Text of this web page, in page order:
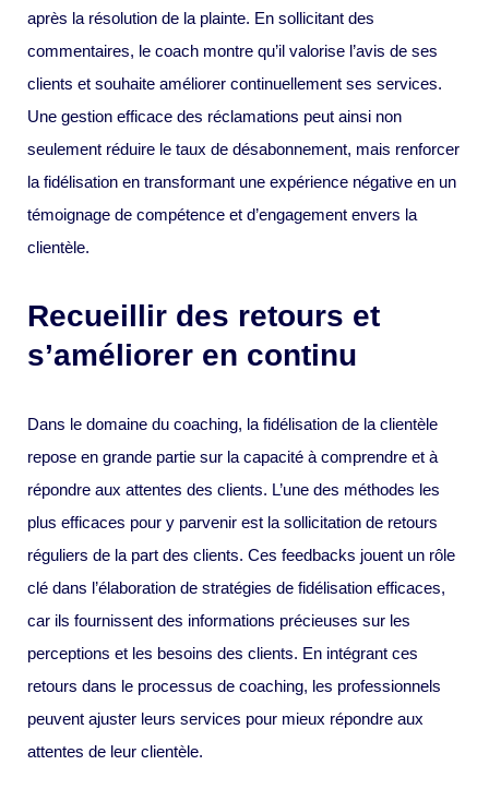
après la résolution de la plainte. En sollicitant des
commentaires, le coach montre qu’il valorise l’avis de ses
clients et souhaite améliorer continuellement ses services.
Une gestion efficace des réclamations peut ainsi non
seulement réduire le taux de désabonnement, mais renforcer
la fidélisation en transformant une expérience négative en un
témoignage de compétence et d’engagement envers la
clientèle.
Recueillir des retours et
s’améliorer en continu
Dans le domaine du coaching, la fidélisation de la clientèle
repose en grande partie sur la capacité à comprendre et à
répondre aux attentes des clients. L’une des méthodes les
plus efficaces pour y parvenir est la sollicitation de retours
réguliers de la part des clients. Ces feedbacks jouent un rôle
clé dans l’élaboration de stratégies de fidélisation efficaces,
car ils fournissent des informations précieuses sur les
perceptions et les besoins des clients. En intégrant ces
retours dans le processus de coaching, les professionnels
peuvent ajuster leurs services pour mieux répondre aux
attentes de leur clientèle.